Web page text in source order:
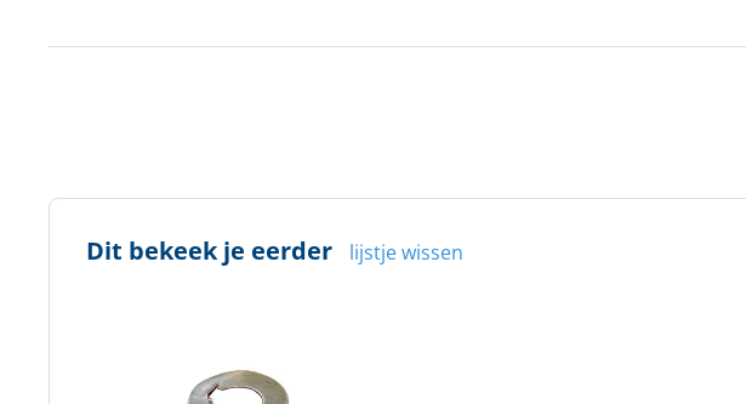
Dit bekeek je eerder lijstje wissen